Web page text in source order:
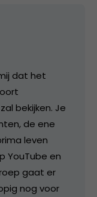
dat het
bekijken. Je
de ene
leven
YouTube en
gaat er
nog voor